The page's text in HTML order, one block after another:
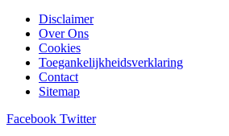
Disclaimer
Over Ons
Cookies
Toegankelijkheidsverklaring
Contact
Sitemap
Facebook Twitter